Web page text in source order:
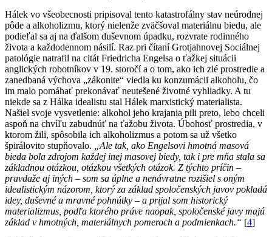
Hálek vo všeobecnosti pripisoval tento katastrofálny stav neúrodnej
pôde a alkoholizmu, ktorý nielenže zväčšoval materiálnu biedu, ale
podieľal sa aj na ďalšom duševnom úpadku, rozvrate rodinného
života a každodennom násilí. Raz pri čítaní Grotjahnovej Sociálnej
patológie natrafil na citát Friedricha Engelsa o ťažkej situácii
anglických robotníkov v 19. storočí a o tom, ako ich zlé prostredie a
zanedbaná výchova „zákonite“ viedla ku konzumácii alkoholu, čo
im malo pomáhať prekonávať neutešené životné vyhliadky. A tu
niekde sa z Hálka idealistu stal Hálek marxistický materialista.
Našiel svoje vysvetlenie: alkohol jeho krajania pili preto, lebo chceli
aspoň na chvíľu zabudnúť na ťažobu života. Úbohosť prostredia, v
ktorom žili, spôsobila ich alkoholizmus a potom sa už všetko
špirálovito stupňovalo.
„Ale tak, ako Engelsovi hmotná masová
bieda bola zdrojom každej inej masovej biedy, tak i pre mňa stala sa
základnou otázkou, otázkou všetkých otázok. Z týchto príčin –
pravdaže aj iných – som sa úplne a nenávratne rozišiel s oným
idealistickým názorom, ktorý za základ spoločenských javov pokladá
idey, duševné a mravné pohnútky – a prijal som historický
materializmus, podľa ktorého práve naopak, spoločenské javy majú
základ v hmotných, materiálnych pomeroch a podmienkach.“ [4]